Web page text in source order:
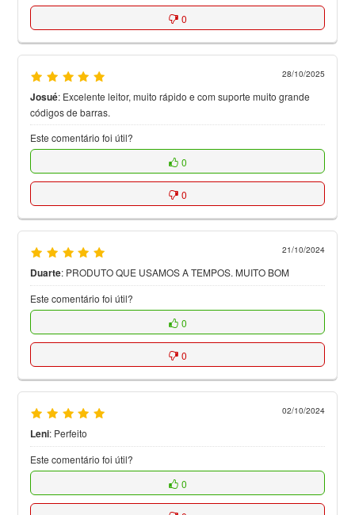
0
28/10/2025
Josué: Excelente leitor, muito rápido e com suporte muito grande
códigos de barras.
Este comentário foi útil?
0
0
21/10/2024
Duarte: PRODUTO QUE USAMOS A TEMPOS. MUITO BOM
Este comentário foi útil?
0
0
02/10/2024
Leni: Perfeito
Este comentário foi útil?
0